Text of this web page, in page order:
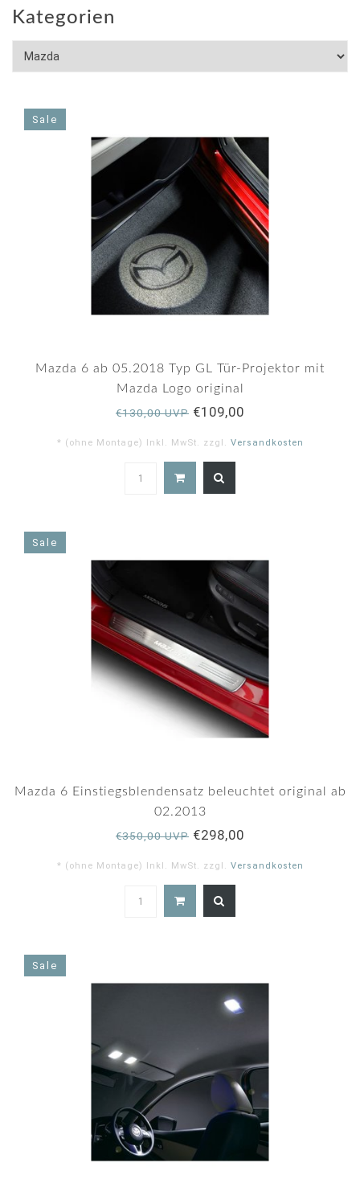
Kategorien
Sale
Mazda 6 ab 05.2018 Typ GL Tür-Projektor mit
Mazda Logo original
€130,00 UVP €109,00
* (ohne Montage) Inkl. MwSt. zzgl. Versandkosten
Sale
Mazda 6 Einstiegsblendensatz beleuchtet original ab
02.2013
€350,00 UVP €298,00
* (ohne Montage) Inkl. MwSt. zzgl. Versandkosten
Sale